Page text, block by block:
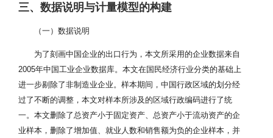
三、数据说明与计量模型的构建
（一）数据说明
为了刻画中国企业的出口行为，本文所采用的企业数据来自
2005年中国工业企业数据库。本文在国民经济行业分类的基础上
进一步剔除了非制造业企业。样本期间，中国行政区域的划分经
过了不断的调整，本文对样本所涉及的区域行政编码进行了统
一。本文删除了总资产小于固定资产、总资产小于流动资产的企
业样本，删除了增加值、就业人数和销售额为负的企业样本，并